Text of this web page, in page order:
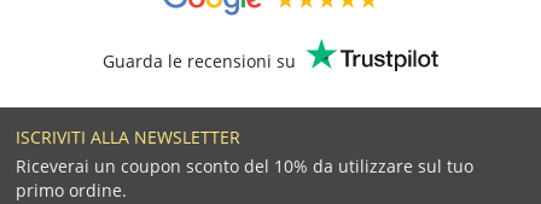
Guarda le recensioni su
ISCRIVITI ALLA NEWSLETTER
Riceverai un coupon sconto del 10% da utilizzare sul tuo
primo ordine.